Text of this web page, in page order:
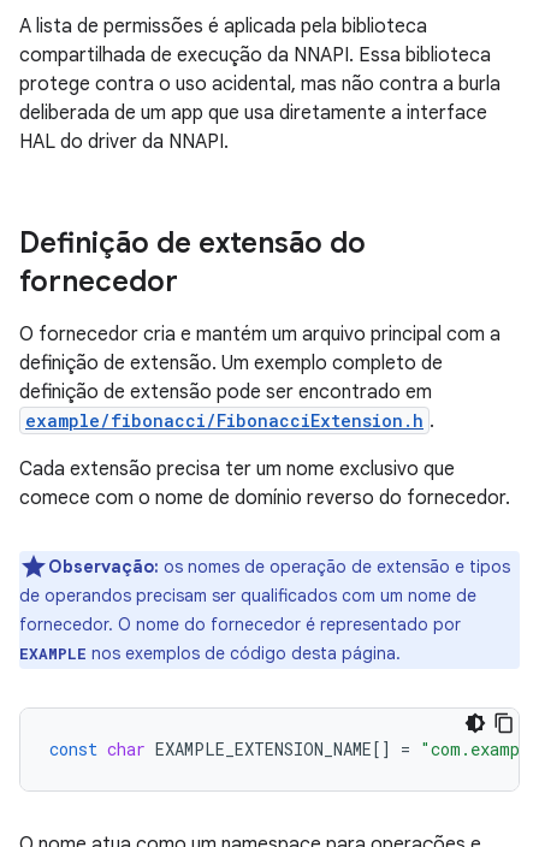
A lista de permissões é aplicada pela biblioteca
compartilhada de execução da NNAPI. Essa biblioteca
protege contra o uso acidental, mas não contra a burla
deliberada de um app que usa diretamente a interface
HAL do driver da NNAPI.
Definição de extensão do
fornecedor
O fornecedor cria e mantém um arquivo principal com a
definição de extensão. Um exemplo completo de
definição de extensão pode ser encontrado em
example/fibonacci/FibonacciExtension.h .
Cada extensão precisa ter um nome exclusivo que
comece com o nome de domínio reverso do fornecedor.
Observação: os nomes de operação de extensão e tipos
de operandos precisam ser qualificados com um nome de
fornecedor. O nome do fornecedor é representado por
EXAMPLE nos exemplos de código desta página.
const char EXAMPLE_EXTENSION_NAME[] =